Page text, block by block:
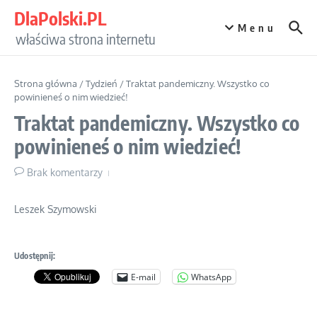
DlaPolski.PL
właściwa strona internetu
Menu
Strona główna /Tydzień /Traktat pandemiczny. Wszystko co
powinieneś o nim wiedzieć!
Traktat pandemiczny. Wszystko co
powinieneś o nim wiedzieć!
Brak komentarzy
Leszek Szymowski
Udostępnij:
E-mail WhatsApp